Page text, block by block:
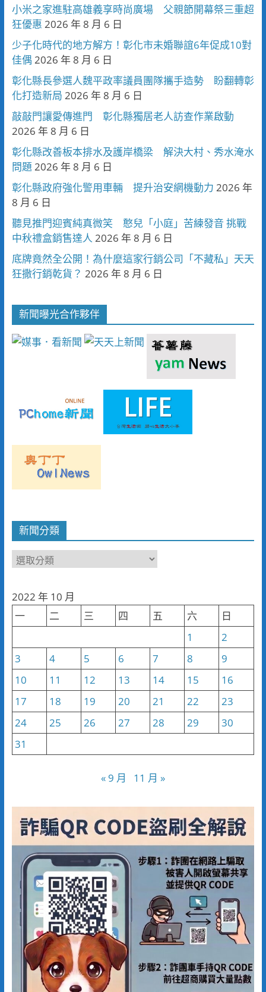
小米之家進駐高雄義享時尚廣場 父親節開幕祭三重超
狂優惠 2026 年 8 月 6 日
少子化時代的地方解方！彰化市未婚聯誼6年促成10對
佳偶 2026 年 8 月 6 日
彰化縣長參選人魏平政率議員團隊攜手造勢 盼翻轉彰
化打造新局 2026 年 8 月 6 日
敲敲門讓愛傳進門 彰化縣獨居老人訪查作業啟動
2026 年 8 月 6 日
彰化縣改善板本排水及護岸橋梁 解決大村、秀水淹水
問題 2026 年 8 月 6 日
彰化縣政府強化警用車輛 提升治安網機動力 2026 年
8 月 6 日
聽見推門迎賓純真微笑 憨兒「小庭」苦練發音 挑戰
中秋禮盒銷售達人 2026 年 8 月 6 日
底牌竟然全公開！為什麼這家行銷公司「不藏私」天天
狂撒行銷乾貨？ 2026 年 8 月 6 日
新聞曝光合作夥伴
新聞分類
新
類
2022 年 10 月
一
二 三 四 五 六
日
1
2
3
4 5 6 7 8
9
10
11 12 13 14 15
16
17
18 19 20 21 22
23
24
25 26 27 28 29
30
31
« 9 月 11 月 »